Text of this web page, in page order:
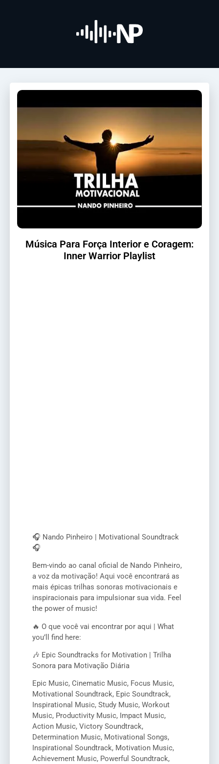
Música Para Força Interior e Coragem:
Inner Warrior Playlist
🎧 Nando Pinheiro | Motivational Soundtrack
🎧
Bem-vindo ao canal oficial de Nando Pinheiro,
a voz da motivação! Aqui você encontrará as
mais épicas trilhas sonoras motivacionais e
inspiracionais para impulsionar sua vida. Feel
the power of music!
🔥 O que você vai encontrar por aqui | What
you’ll find here:
🎶 Epic Soundtracks for Motivation | Trilha
Sonora para Motivação Diária
Epic Music, Cinematic Music, Focus Music,
Motivational Soundtrack, Epic Soundtrack,
Inspirational Music, Study Music, Workout
Music, Productivity Music, Impact Music,
Action Music, Victory Soundtrack,
Determination Music, Motivational Songs,
Inspirational Soundtrack, Motivation Music,
Achievement Music, Powerful Soundtrack,